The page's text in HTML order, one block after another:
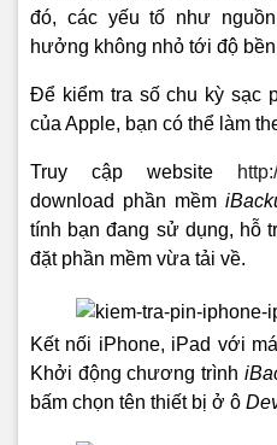
đó, các yếu tố như
hưởng không nhỏ tới độ
Để kiểm tra số chu kỳ sạc
của Apple, bạn có thể làm
Truy cập website
download phần mềm
tính bạn đang sử dụng, hỗ
đặt phần mềm vừa tải về.
Kết nối iPhone, iPad với
Khởi động chương trình
bấm chọn tên thiết bị ở ô